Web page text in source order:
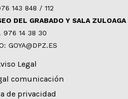
143 848 / 112
DEL GRABADO Y SALA ZULOAGA
976 14 38 30
GOYA@DPZ.ES
Legal
comunicación
de privacidad